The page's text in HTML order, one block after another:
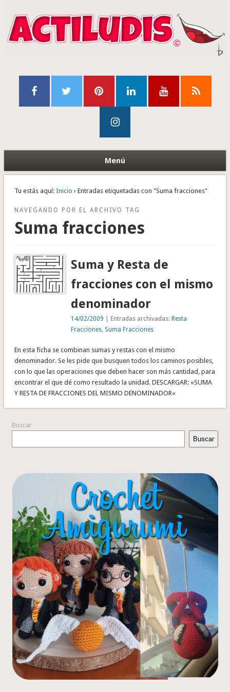
Menú
Tu estás aquí: Inicio › Entradas etiquetadas con "Suma fracciones"
NAVEGANDO POR EL ARCHIVO TAG
Suma fracciones
Suma y Resta de
fracciones con el mismo
denominador
14/02/2009 | Entradas archivadas:Resta
Fracciones Suma Fracciones
En esta ficha se combinan sumas y restas con el mismo
denominador. Se les pide que busquen todos los caminos posibles,
con lo que las operaciones que deben hacer son más cantidad, para
encontrar el que dé como resultado la unidad. DESCARGAR: «SUMA
Y RESTA DE FRACCIONES DEL MISMO DENOMINADOR«
Buscar
Buscar